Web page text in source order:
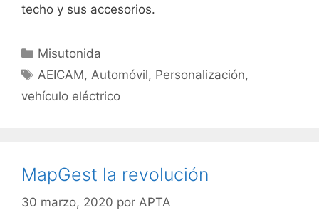
techo y sus accesorios.
Misutonida
AEICAM,Automóvil, Personalización,
vehículo eléctrico
MapGest la revolución
30 marzo, 2020 por APTA